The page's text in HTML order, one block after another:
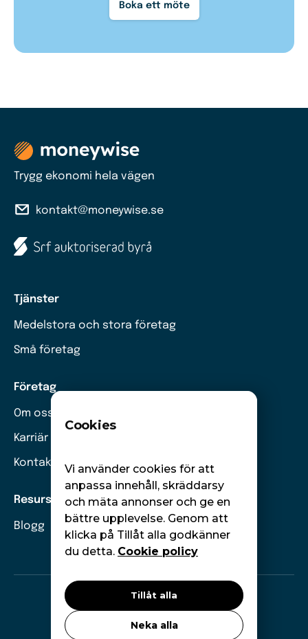
Boka ett möte
Trygg ekonomi hela vägen
kontakt@moneywise.se
Tjänster
Medelstora och stora företag
Små företag
Företag
Om oss
Karriär
Kontakt
Resurser
Blogg
Moneywise. Alla rättigheter förbehållna.
GDPRCookies
Cookies
Vi använder cookies för att
anpassa innehåll, skräddarsy
och mäta annonser och ge en
bättre upplevelse. Genom att
klicka på Tillåt alla godkänner
du detta. Cookie policy
Tillåt alla
Neka alla